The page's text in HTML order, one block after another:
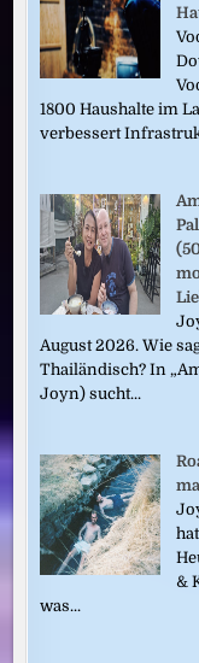
1800 Haushalte im
verbessert
August 2026. Wie
Thailändisch? In
Joyn) sucht...
&
was...